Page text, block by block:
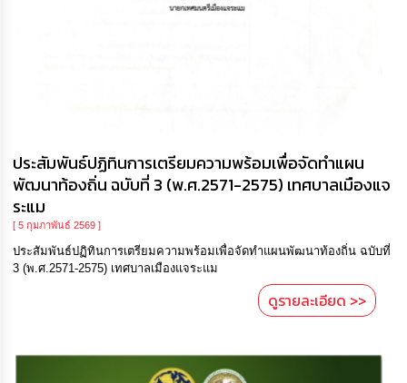
ประสัมพันธ์ปฏิทินการเตรียมความพร้อมเพื่อจัดทำแผน
พัฒนาท้องถิ่น ฉบับที่ 3 (พ.ศ.2571-2575) เทศบาลเมืองแจ
ระแม
[ 5 กุมภาพันธ์ 2569 ]
ประสัมพันธ์ปฏิทินการเตรียมความพร้อมเพื่อจัดทำแผนพัฒนาท้องถิ่น ฉบับที่
3 (พ.ศ.2571-2575) เทศบาลเมืองแจระแม
ดูรายละเอียด >>